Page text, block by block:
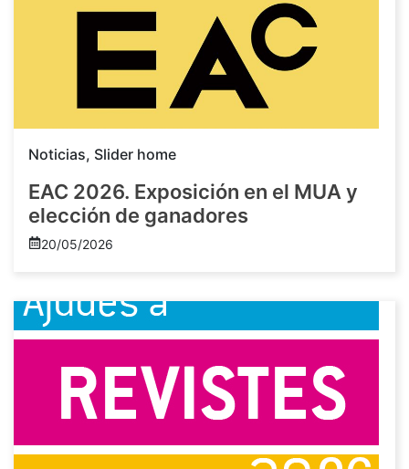
Noticias, Slider home
EAC 2026. Exposición en el MUA y
elección de ganadores
20/05/2026